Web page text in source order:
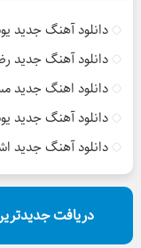
دانلود آهنگ جدید
دانلود آهنگ جدید
دانلود اهنگ جدید
دانلود آهنگ جدید
دانلود آهنگ جدید
دریافت